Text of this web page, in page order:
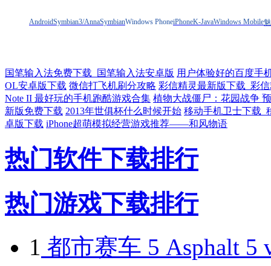
AndroidSymbian3/AnnaSymbianWindows PhoneiPhoneK-JavaWindows Mobile
国笔输入法免费下载_国笔输入法安卓版 用户体验好的百度手
OL安卓版下载 微信打飞机刷分攻略 彩信精灵最新版下载_彩
Note II 最好玩的手机跑酷游戏合集 植物大战僵尸：花园战争
新版免费下载 2013年世俱杯什么时候开始 移动手机卫士下载_
卓版下载 iPhone超萌模拟经营游戏推荐——和风物语
热门软件下载排行
热门游戏下载排行
1 都市赛车 5 Asphalt 5